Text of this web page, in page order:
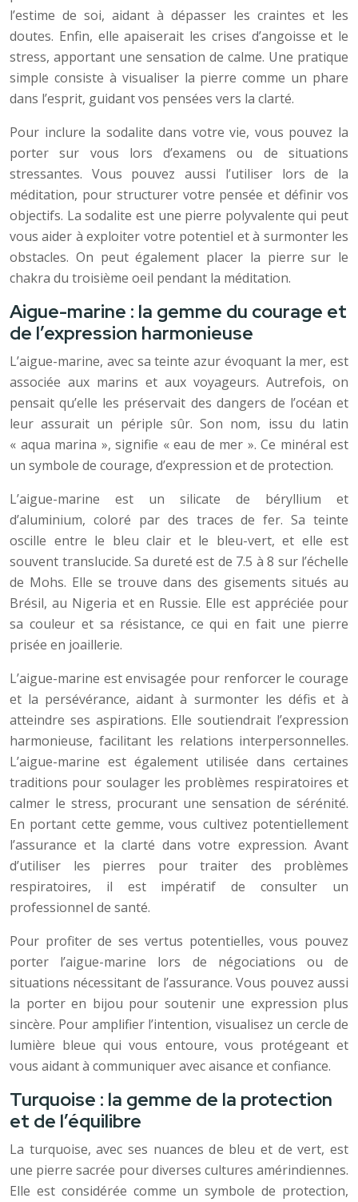
l’estime de soi, aidant à dépasser les craintes et les
doutes. Enfin, elle apaiserait les crises d’angoisse et le
stress, apportant une sensation de calme. Une pratique
simple consiste à visualiser la pierre comme un phare
dans l’esprit, guidant vos pensées vers la clarté.
Pour inclure la sodalite dans votre vie, vous pouvez la
porter sur vous lors d’examens ou de situations
stressantes. Vous pouvez aussi l’utiliser lors de la
méditation, pour structurer votre pensée et définir vos
objectifs. La sodalite est une pierre polyvalente qui peut
vous aider à exploiter votre potentiel et à surmonter les
obstacles. On peut également placer la pierre sur le
chakra du troisième oeil pendant la méditation.
Aigue-marine : la gemme du courage et
de l’expression harmonieuse
L’aigue-marine, avec sa teinte azur évoquant la mer, est
associée aux marins et aux voyageurs. Autrefois, on
pensait qu’elle les préservait des dangers de l’océan et
leur assurait un périple sûr. Son nom, issu du latin
« aqua marina », signifie « eau de mer ». Ce minéral est
un symbole de courage, d’expression et de protection.
L’aigue-marine est un silicate de béryllium et
d’aluminium, coloré par des traces de fer. Sa teinte
oscille entre le bleu clair et le bleu-vert, et elle est
souvent translucide. Sa dureté est de 7.5 à 8 sur l’échelle
de Mohs. Elle se trouve dans des gisements situés au
Brésil, au Nigeria et en Russie. Elle est appréciée pour
sa couleur et sa résistance, ce qui en fait une pierre
prisée en joaillerie.
L’aigue-marine est envisagée pour renforcer le courage
et la persévérance, aidant à surmonter les défis et à
atteindre ses aspirations. Elle soutiendrait l’expression
harmonieuse, facilitant les relations interpersonnelles.
L’aigue-marine est également utilisée dans certaines
traditions pour soulager les problèmes respiratoires et
calmer le stress, procurant une sensation de sérénité.
En portant cette gemme, vous cultivez potentiellement
l’assurance et la clarté dans votre expression. Avant
d’utiliser les pierres pour traiter des problèmes
respiratoires, il est impératif de consulter un
professionnel de santé.
Pour profiter de ses vertus potentielles, vous pouvez
porter l’aigue-marine lors de négociations ou de
situations nécessitant de l’assurance. Vous pouvez aussi
la porter en bijou pour soutenir une expression plus
sincère. Pour amplifier l’intention, visualisez un cercle de
lumière bleue qui vous entoure, vous protégeant et
vous aidant à communiquer avec aisance et confiance.
Turquoise : la gemme de la protection
et de l’équilibre
La turquoise, avec ses nuances de bleu et de vert, est
une pierre sacrée pour diverses cultures amérindiennes.
Elle est considérée comme un symbole de protection,